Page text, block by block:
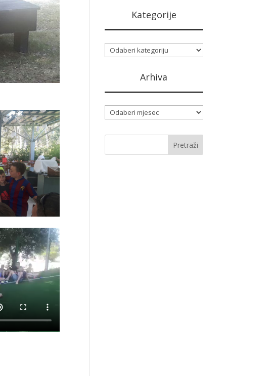
Kategorije
Kategorije
Arhiva
Arhiva